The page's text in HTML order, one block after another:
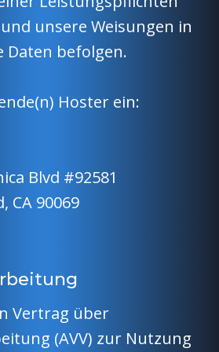
unsere Weisungen in
Daten befolgen.
Hoster ein:
Blvd #92581
CA 90069
Vertrag über
(AVV) zur Nutzung